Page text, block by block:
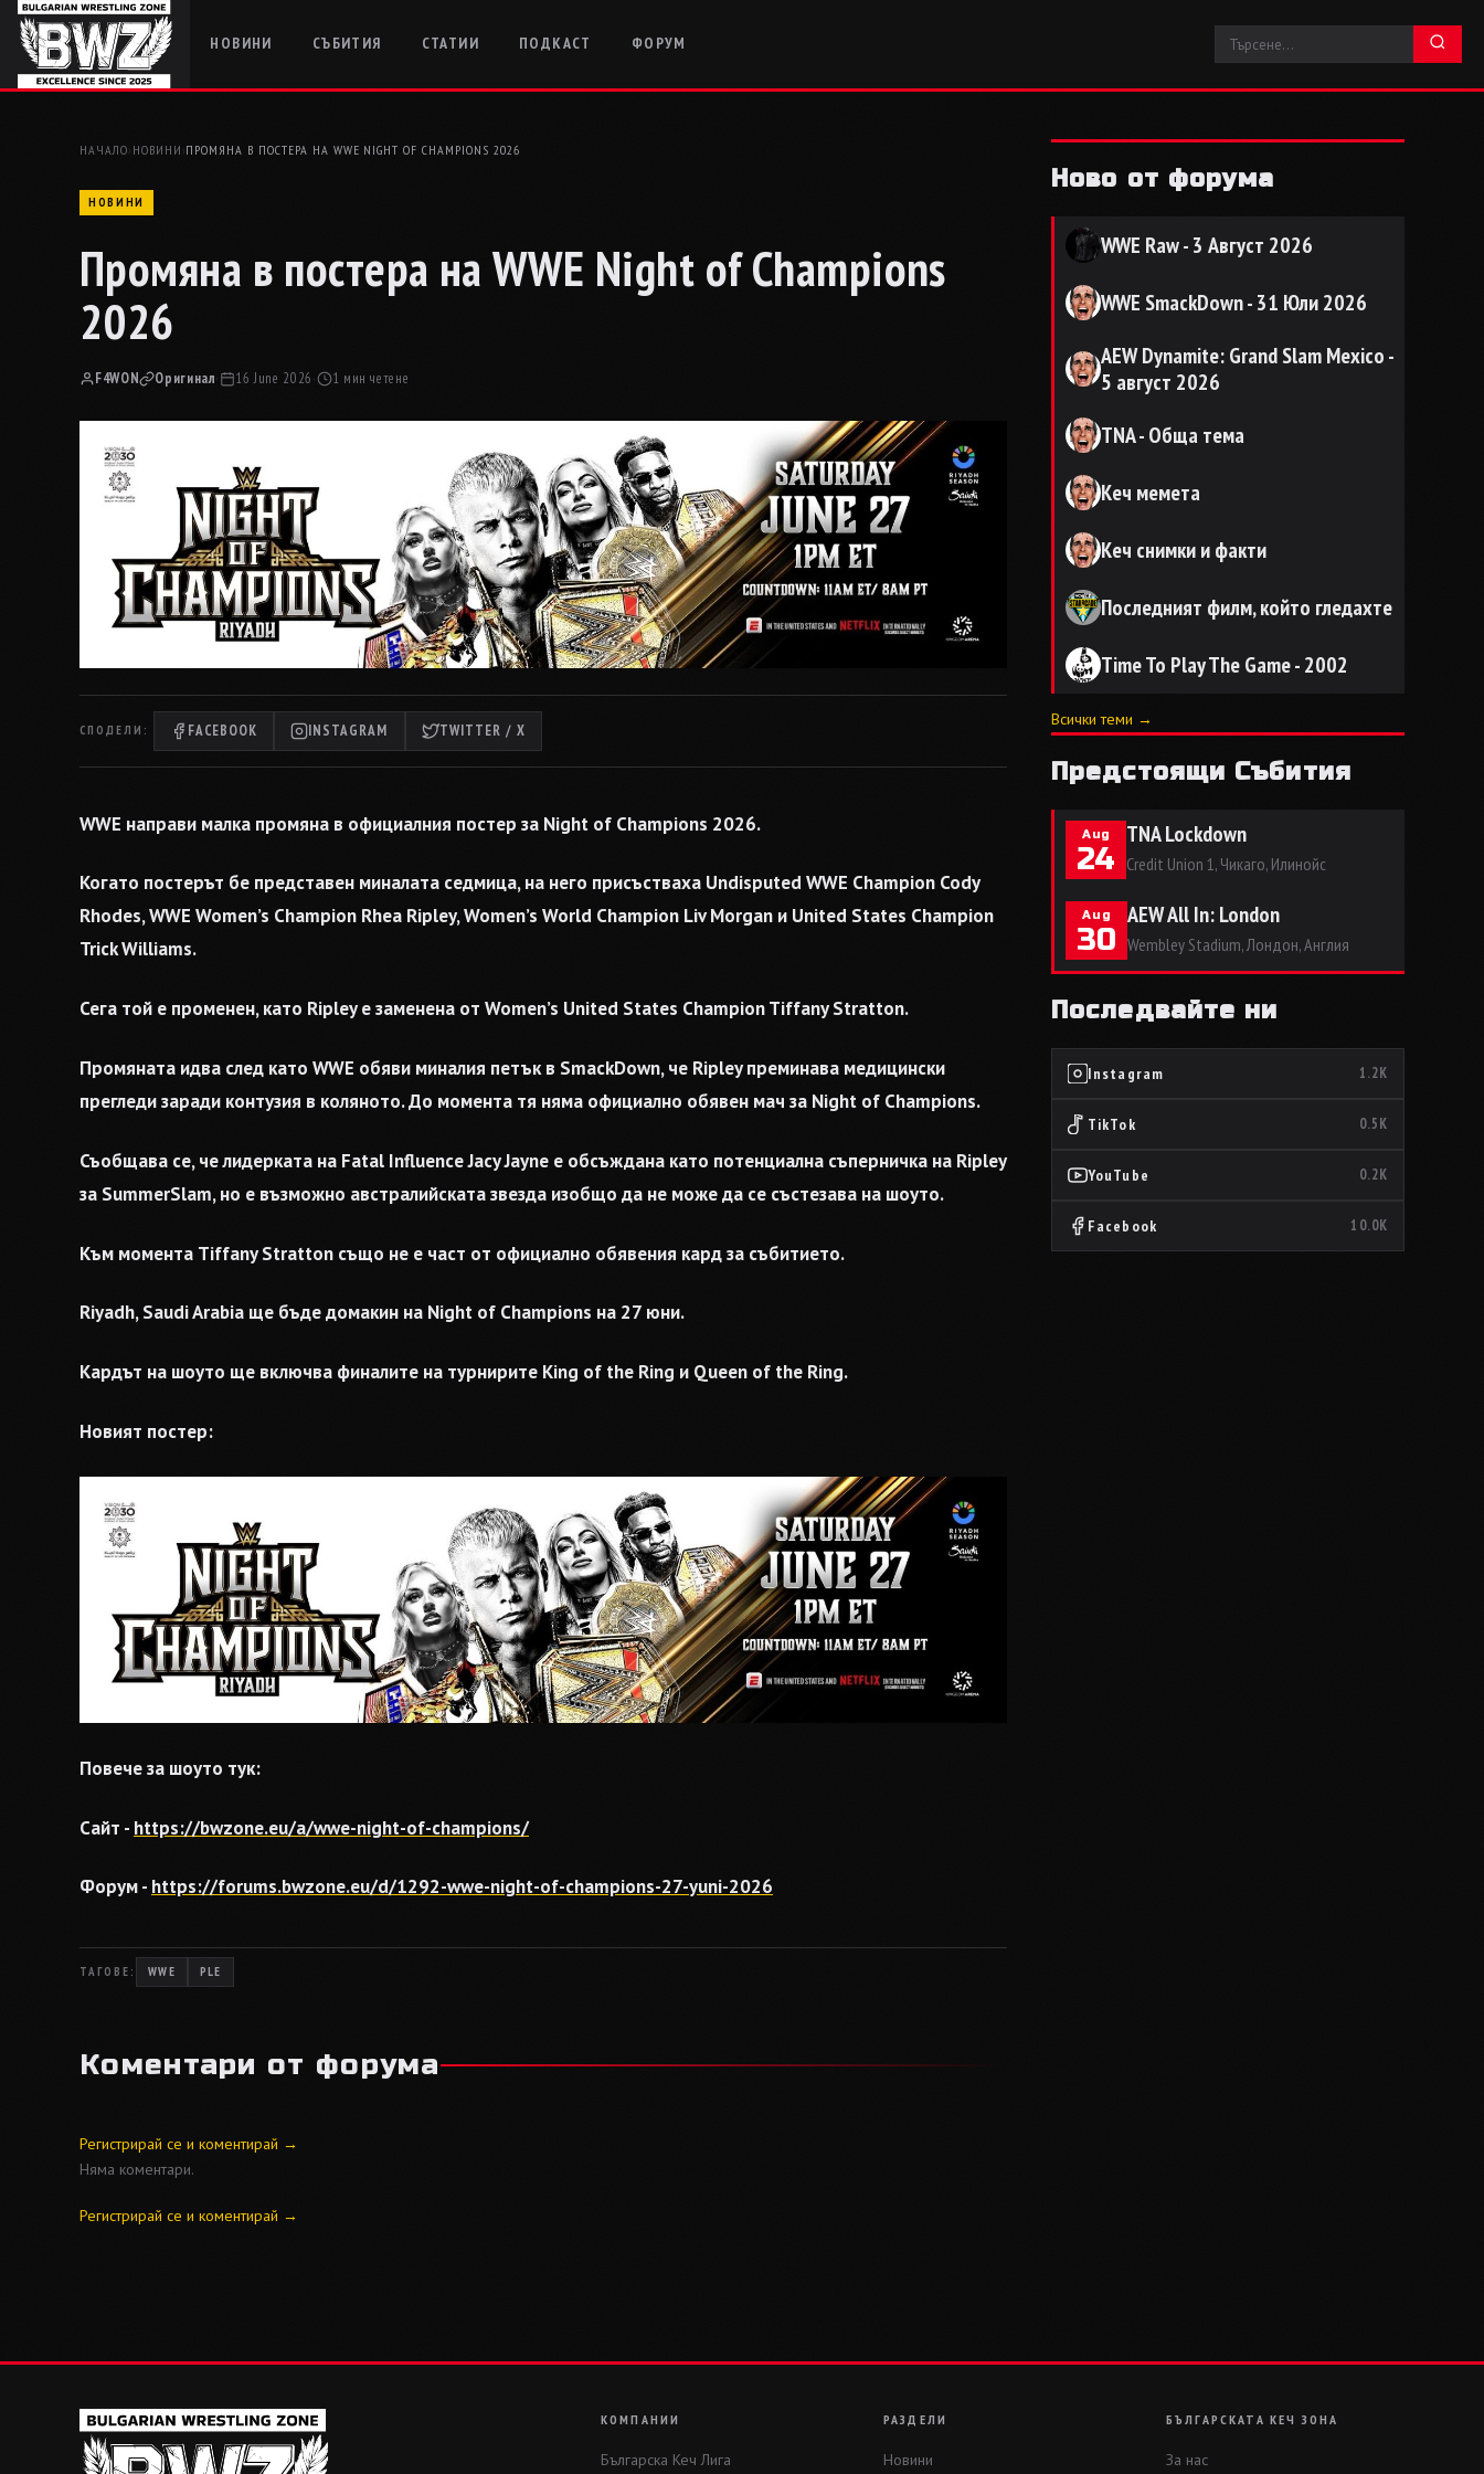
НОВИНИ СЪБИТИЯ СТАТИИ ПОДКАСТ ФОРУМ
НАЧАЛО› НОВИНИ ›ПРОМЯНА В ПОСТЕРА НА WWE NIGHT OF CHAMPIONS 2026
НОВИНИ
Промяна в постера на WWE Night of Champions
2026
F4WON Оригинал· 16 June 2026· 1 мин четене
СПОДЕЛИ: FACEBOOK INSTAGRAM TWITTER / X
WWE направи малка промяна в официалния постер за Night of Champions 2026.
Когато постерът бе представен миналата седмица, на него присъстваха Undisputed WWE Champion Cody
Rhodes, WWE Women’s Champion Rhea Ripley, Women’s World Champion Liv Morgan и United States Champion
Trick Williams.
Сега той е променен, като Ripley е заменена от Women’s United States Champion Tiffany Stratton.
Промяната идва след като WWE обяви миналия петък в SmackDown, че Ripley преминава медицински
прегледи заради контузия в коляното. До момента тя няма официално обявен мач за Night of Champions.
Съобщава се, че лидерката на Fatal Influence Jacy Jayne е обсъждана като потенциална съперничка на Ripley
за SummerSlam, но е възможно австралийската звезда изобщо да не може да се състезава на шоуто.
Към момента Tiffany Stratton също не е част от официално обявения кард за събитието.
Riyadh, Saudi Arabia ще бъде домакин на Night of Champions на 27 юни.
Кардът на шоуто ще включва финалите на турнирите King of the Ring и Queen of the Ring.
Новият постер:
Повече за шоуто тук:
Сайт - https://bwzone.eu/a/wwe-night-of-champions/
Форум - https://forums.bwzone.eu/d/1292-wwe-night-of-champions-27-yuni-2026
ТАГОВЕ: WWE PLE
Коментари от форума
Регистрирай се и коментирай →
Няма коментари.
Регистрирай се и коментирай →
Ново от форума
WWE Raw - 3 Август 2026
WWE SmackDown - 31 Юли 2026
AEW Dynamite: Grand Slam Mexico -
5 август 2026
TNA - Обща тема
Кеч мемета
Кеч снимки и факти
Последният филм, който гледахте
Time To Play The Game - 2002
Всички теми →
Предстоящи Събития
Aug
24
TNA Lockdown
Credit Union 1, Чикаго, Илинойс
Aug
30
AEW All In: London
Wembley Stadium, Лондон, Англия
Последвайте ни
Instagram 1.2K
TikTok 0.5K
YouTube 0.2K
Facebook 10.0K
КОМПАНИИ
Българска Кеч Лига
РАЗДЕЛИ
Новини
БЪЛГАРСКАТА КЕЧ ЗОНА
За нас